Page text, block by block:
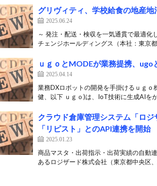
グリヴィティ、学校給食の地産
2025.06.24
～ 発注・配送・検収を一気通貫で最適化
チェンジホールディングス（本社：東京
ｕｇｏとMODEが業務提携、
2025.04.14
業務DXロボットの開発を手掛けるｕｇ
健、以下 ｕｇｏ)は、IoT技術に生成AIを
クラウド倉庫管理システム「ロ
「リピスト」とのAPI連携を開始
2025.01.23
商品マスタ・出荷指示・出荷実績の自動
あるロジザード株式会社（東京都中央区